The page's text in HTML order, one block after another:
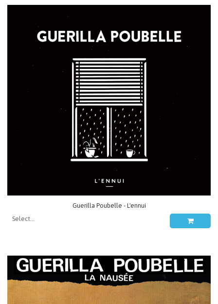
Guerilla Poubelle - L'ennui